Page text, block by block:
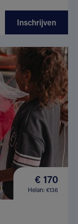
Inschrijven
€ 170
Helan: €136